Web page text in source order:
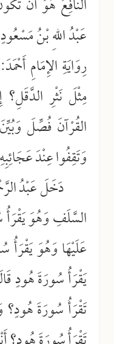
النَّافِعُ هُوَ أَنْ
عَبْدُ اللهِ بْنُ
رِوَايَةِ الإِمَامِ
مِثْلَ نَثْرِ
القُرْآنَ فُصِّلَ
وَتَقِفُوا عِنْدَ
دَخَلَ عَبْدُ
السَّلَفِ وَهُوَ
عَلَيْهَا وَهُوَ يَقْرَأُ
يَقْرَأُ سُورَةَ هُودٍ
تَقْرَأُ سُورَةَ هُودٍ؟